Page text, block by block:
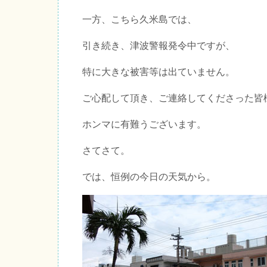
一方、こちら久米島では、
引き続き、津波警報発令中ですが、
特に大きな被害等は出ていません。
ご心配して頂き、ご連絡してくださった皆
ホンマに有難うございます。
さてさて。
では、恒例の今日の天気から。